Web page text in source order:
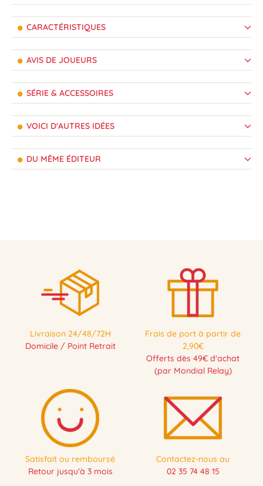
CARACTÉRISTIQUES
AVIS DE JOUEURS
SÉRIE & ACCESSOIRES
VOICI D'AUTRES IDÉES
DU MÊME ÉDITEUR
Livraison 24/48/72H
Domicile / Point Retrait
Frais de port à partir de
2,90€
Offerts dès 49€ d'achat
(par Mondial Relay)
Satisfait ou remboursé
Retour jusqu'à 3 mois
Contactez-nous au
02 35 74 48 15